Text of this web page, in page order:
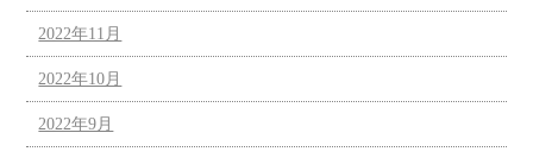
2022年11月
2022年10月
2022年9月